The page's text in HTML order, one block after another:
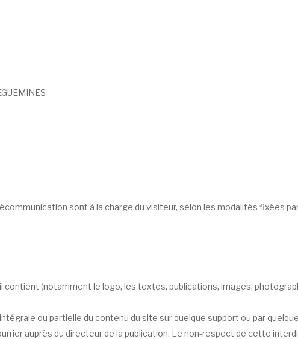
sont à la charge du visiteur, selon les modalités fixées
contient (notamment le logo, les textes, publications, images,
ou partielle du contenu du site sur quelque support ou par
auprès du directeur de la publication. Le non-respect de cette